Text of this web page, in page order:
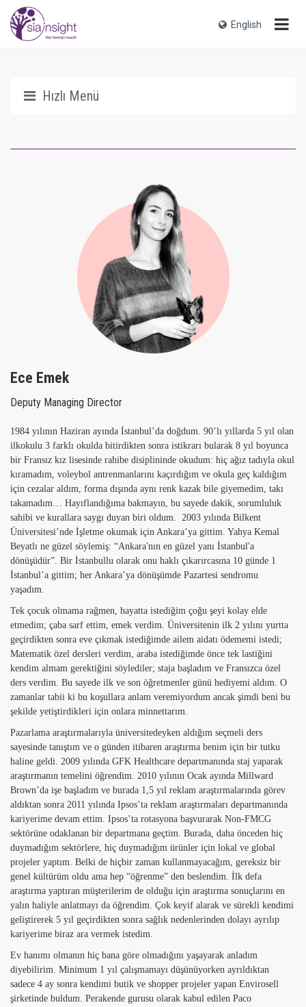
English
Hızlı Menü
Medya ve Basın
Kalite Yönetimi Anlayışımız
Müşterilerimiz
İşbirliklerimiz
Sia Videolar
Sia Snap
Kariyer
Ece Emek
Deputy Managing Director
1984 yılının Haziran ayında İstanbul’da doğdum. 90’lı yıllarda 5 yıl olan
ilkokulu 3 farklı okulda bitirdikten sonra istikrarı bularak 8 yıl boyunca
bir Fransız kız lisesinde rahibe disiplininde okudum: hiç ağız tadıyla okul
kıramadım, voleybol antrenmanlarını kaçırdığım ve okula geç kaldığım
için cezalar aldım, forma dışında aynı renk kazak bile giyemedim, takı
takamadım… Hayıflandığıma bakmayın, bu sayede dakik, sorumluluk
sahibi ve kurallara saygı duyan biri oldum. 2003 yılında Bilkent
Üniversitesi’nde İşletme okumak için Ankara’ya gittim. Yahya Kemal
Beyatlı ne güzel söylemiş: “Ankara'nın en güzel yanı İstanbul'a
dönüşüdür”. Bir İstanbullu olarak onu haklı çıkarırcasına 10 günde 1
İstanbul’a gittim; her Ankara’ya dönüşümde Pazartesi sendromu
yaşadım.
Tek çocuk olmama rağmen, hayatta istediğim çoğu şeyi kolay elde
etmedim; çaba sarf ettim, emek verdim. Üniversitenin ilk 2 yılını yurtta
geçirdikten sonra eve çıkmak istediğimde ailem aidatı ödememi istedi;
Matematik özel dersleri verdim, araba istediğimde önce tek lastiğini
kendim almam gerektiğini söylediler; staja başladım ve Fransızca özel
ders verdim. Bu sayede ilk ve son öğretmenler günü hediyemi aldım. O
zamanlar tabii ki bu koşullara anlam veremiyordum ancak şimdi beni bu
şekilde yetiştirdikleri için onlara minnettarım.
Pazarlama araştırmalarıyla üniversitedeyken aldığım seçmeli ders
sayesinde tanıştım ve o günden itibaren araştırma benim için bir tutku
haline geldi. 2009 yılında GFK Healthcare departmanında staj yaparak
araştırmanın temelini öğrendim. 2010 yılının Ocak ayında Millward
Brown’da işe başladım ve burada 1,5 yıl reklam araştırmalarında görev
aldıktan sonra 2011 yılında Ipsos’ta reklam araştırmaları departmanında
kariyerime devam ettim. Ipsos’ta rotasyona başvurarak Non-FMCG
sektörüne odaklanan bir departmana geçtim. Burada, daha önceden hiç
duymadığım sektörlere, hiç duymadığım ürünler için lokal ve global
projeler yaptım. Belki de hiçbir zaman kullanmayacağım, gereksiz bir
genel kültürüm oldu ama hep “öğrenme” den beslendim. İlk defa
araştırma yaptıran müşterilerim de olduğu için araştırma sonuçlarını en
yalın haliyle anlatmayı da öğrendim. Çok keyif alarak ve sürekli kendimi
geliştirerek 5 yıl geçirdikten sonra sağlık nedenlerinden dolayı ayrılıp
kariyerime biraz ara vermek istedim.
Ev hanımı olmanın hiç bana göre olmadığını yaşayarak anladım
diyebilirim. Minimum 1 yıl çalışmamayı düşünüyorken ayrıldıktan
sadece 4 ay sonra kendimi butik ve shopper projeler yapan Envirosell
şirketinde buldum. Perakende gurusu olarak kabul edilen Paco